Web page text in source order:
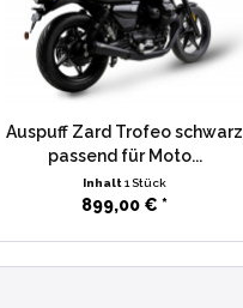
Auspuff Zard Trofeo schwarz
passend für Moto...
Inhalt1 Stück
899,00 € *